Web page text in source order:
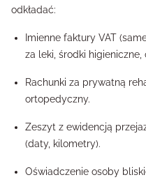
odkładać:
Imienne faktury VAT
za leki, środki
Rachunki za prywatną
ortopedyczny.
Zeszyt z ewidencją
(daty, kilometry).
Oświadczenie osoby